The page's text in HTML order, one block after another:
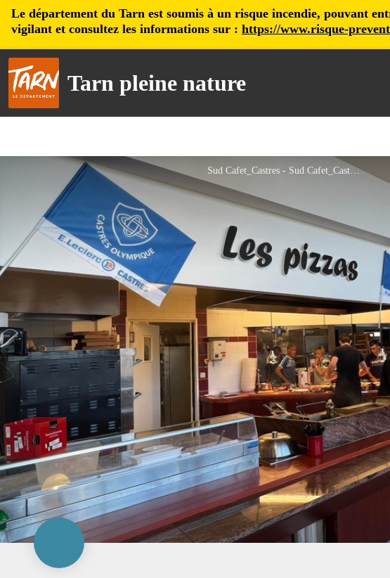
Le département du Tarn est soumis à un risque incendie, pouvant
vigilant et consultez les informations sur : https://www.risque-
Tarn pleine nature
Sud Cafet_Castres - Sud Cafet_Castres